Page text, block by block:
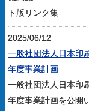
ト版リンク集
2025/06/12
一般社団法人日本印
年度事業計画
一般社団法人日本印
年度事業計画を公開